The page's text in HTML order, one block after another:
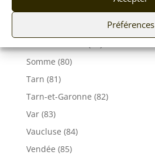
Préférences
Somme (80)
Tarn (81)
Tarn-et-Garonne (82)
Var (83)
Vaucluse (84)
Vendée (85)